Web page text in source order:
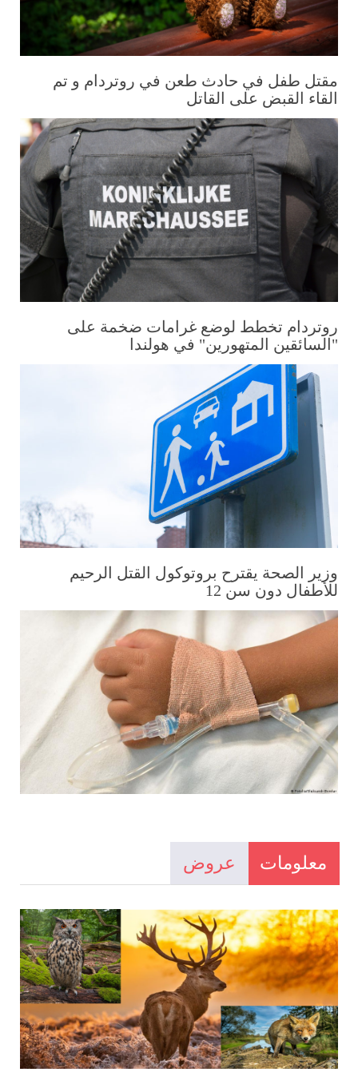
مقتل طفل في حادث طعن في روتردام و تم
القاء القبض على القاتل
روتردام تخطط لوضع غرامات ضخمة على
"السائقين المتهورين" في هولندا
وزير الصحة يقترح بروتوكول القتل الرحيم
للأطفال دون سن 12
معلومات عروض